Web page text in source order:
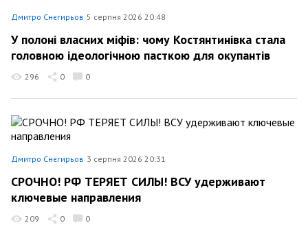
Дмитро Снєгирьов 5 серпня 2026 20:48
У полоні власних міфів: чому Костянтинівка стала
головною ідеологічною пасткою для окупантів
296 0 0
Дмитро Снєгирьов 3 серпня 2026 20:31
СРОЧНО! РФ ТЕРЯЕТ СИЛЫ! ВСУ удерживают
ключевые направления
209 0 0